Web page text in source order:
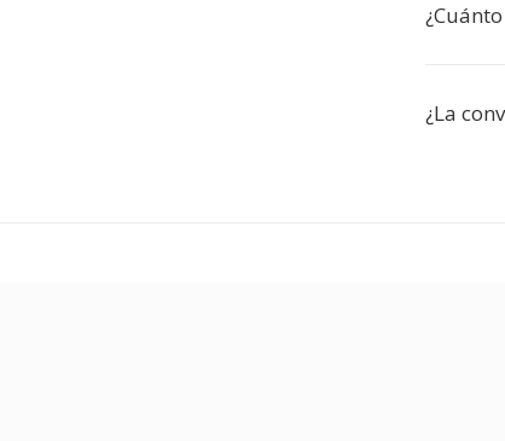
¿La